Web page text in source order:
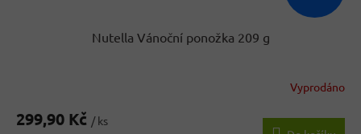
Nutella Vánoční ponožka 209 g
Vyprodáno
299,90 Kč / ks